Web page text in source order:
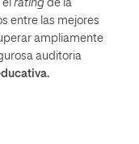
rating de la
entre las mejores
ampliamente
auditoria